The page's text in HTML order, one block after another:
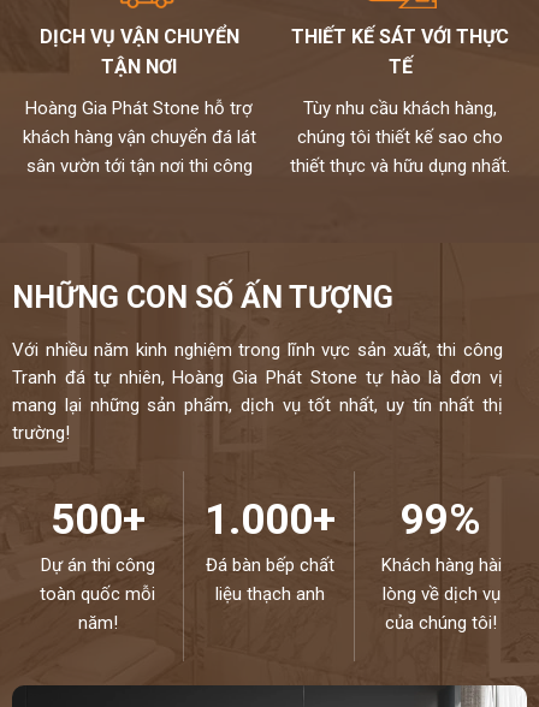
vinaquartz nên sản phẩm là hàng chính hãng,được vinaquartz
bảo hộ,có đầy đủ các loại đá bạn cần,mẫu mã đa dạng,phù hợp cho
mọi không gian.
Chúng tôi không bán lẻ đá tấm chỉ nhận gia công chế tác và lắp đặt
theo yêu cầu cho khách hàng nên không phải qua trung gian
Chất lượng,thi công chuyên nghiệp,đội ngũ thợ tay nghề cao đã
vòng 24h,tất cả thành phẩm của chúng tôi sẽ được lưu bảo hành
trên máy tính,chúng tôi sẽ luôn đồng hành cùng khách hàng.
Đá cao cấp Hoàng Gia Phát tự hào là đơn vị
thi công đá bàn bếp số 1 tại Hà Nội
NIỀM TIN CỦA KHÁCH LÀ HẠNH PHÚC CỦA CHÚNG TÔI - HÂN
ĐƯỢC PHỤC VỤ QUÝ KHÁCH – HOTLINE:
0972101656 -
0946916986
DỊCH VỤ VẬN CHUYỂN
TẬN NƠI
Hoàng Gia Phát Stone hỗ trợ
khách hàng vận chuyển đá lát
sân vườn tới tận nơi thi công
THIẾT KẾ SÁT VỚI THỰC
TẾ
Tùy nhu cầu khách hàng,
chúng tôi thiết kế sao cho
thiết thực và hữu dụng nhất.
NHỮNG CON SỐ ẤN TƯỢNG
Với nhiều năm kinh nghiệm trong lĩnh vực sản xuất, thi công
Tranh đá tự nhiên, Hoàng Gia Phát Stone tự hào là đơn vị
mang lại những sản phẩm, dịch vụ tốt nhất, uy tín nhất thị
trường!
500+
Dự án thi công
toàn quốc mỗi
năm!
1.000+
Đá bàn bếp chất
liệu thạch anh
99%
Khách hàng hài
lòng về dịch vụ
của chúng tôi!